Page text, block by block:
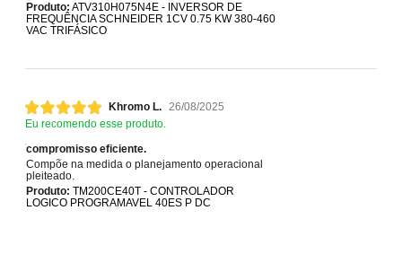
Produto: ATV310H075N4E - INVERSOR DE
FREQUÊNCIA SCHNEIDER 1CV 0.75 KW 380-460
VAC TRIFÁSICO
Khromo L. 26/08/2025
Eu recomendo esse produto.
compromisso eficiente.
Compõe na medida o planejamento operacional
pleiteado.
Produto: TM200CE40T - CONTROLADOR
LOGICO PROGRAMAVEL 40ES P DC